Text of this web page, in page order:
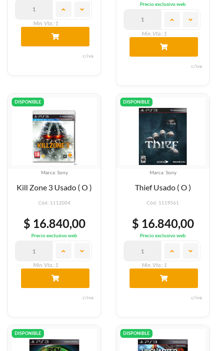
Min. Vta.: 1
c/iva
Precio exclusivo web
Min. Vta.: 1
c/iva
DISPONIBLE
Marca: Sony
Kill Zone 3 Usado ( O )
Cód: 1112004
$ 16.840,00
Precio exclusivo web
Min. Vta.: 1
c/iva
DISPONIBLE
Marca: Sony
Thief Usado ( O )
Cód: 1119561
$ 16.840,00
Precio exclusivo web
Min. Vta.: 1
c/iva
DISPONIBLE DISPONIBLE